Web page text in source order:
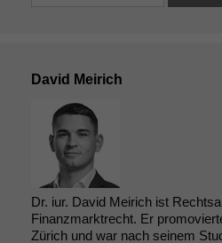
David Meirich
Dr. iur. David Meirich ist
Finanzmarktrecht. Er
Zürich und war nach seinem